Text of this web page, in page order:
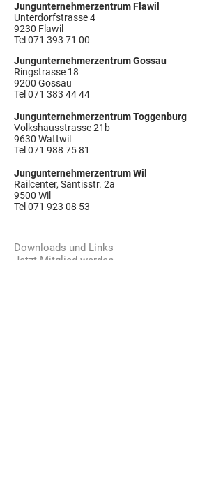
Jungunternehmerzentrum Flawil
Unterdorfstrasse 4
9230 Flawil
Tel 071 393 71 00
Jungunternehmerzentrum Gossau
Ringstrasse 18
9200 Gossau
Tel 071 383 44 44
Jungunternehmerzentrum Toggenburg
Volkshausstrasse 21b
9630 Wattwil
Tel 071 988 75 81
Jungunternehmerzentrum Wil
Railcenter, Säntisstr. 2a
9500 Wil
Tel 071 923 08 53
Downloads und Links
Jetzt Mitglied werden